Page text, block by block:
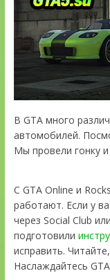
В GTA много
автомобилей.
Мы провели гонку
С GTA Online и
работают. Если у
через Social Club
подготовили
исправить.
Наслаждайтесь